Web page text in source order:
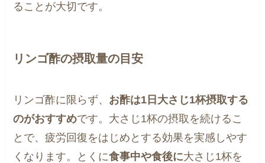
ることが大切です。
リンゴ酢の摂取量の目安
リンゴ酢に限らず、 お酢は1日大さじ1杯摂取する
のがおすすめです。大さじ1杯の摂取を続けるこ
とで、疲労回復をはじめとする効果を実感しやす
くなります。とくに食事中や食後に大さじ1杯を